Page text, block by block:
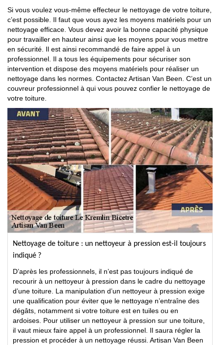
Si vous voulez vous-même effecteur le nettoyage de votre toiture,
c’est possible. Il faut que vous ayez les moyens matériels pour un
nettoyage efficace. Vous devez avoir la bonne capacité physique
pour travailler en hauteur ainsi que les moyens pour vous mettre
en sécurité. Il est ainsi recommandé de faire appel à un
professionnel. Il a tous les équipements pour sécuriser son
intervention et dispose des moyens matériels pour réaliser un
nettoyage dans les normes. Contactez Artisan Van Been. C’est un
couvreur professionnel à qui vous pouvez confier le nettoyage de
votre toiture.
Nettoyage de toiture : un nettoyeur à pression est-il toujours
indiqué ?
D’après les professionnels, il n’est pas toujours indiqué de
recourir à un nettoyeur à pression dans le cadre du nettoyage
d’une toiture. La manipulation d’un nettoyeur à pression exige
une qualification pour éviter que le nettoyage n’entraîne des
dégâts, notamment si votre toiture est en tuiles ou en
ardoises. Pour utiliser un nettoyeur à pression sur une toiture,
il vaut mieux faire appel à un professionnel. Il saura régler la
pression et procéder à un nettoyage réussi. Artisan Van Been